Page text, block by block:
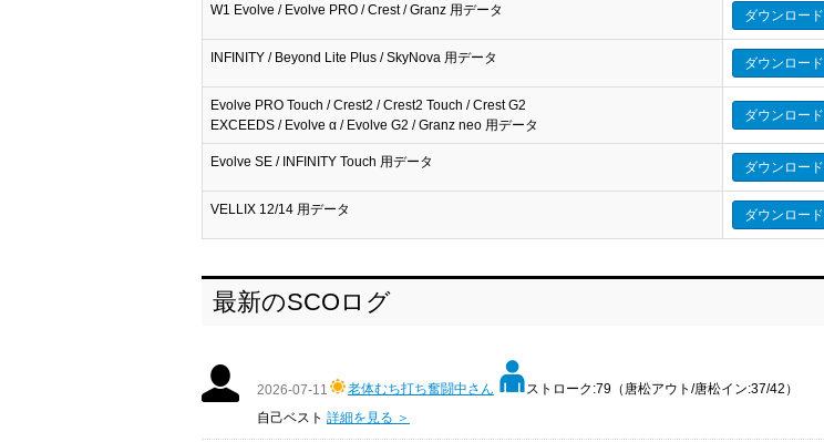
W1 Evolve / Evolve PRO / Crest / Granz 用データ ダウンロード
INFINITY / Beyond Lite Plus / SkyNova 用データ ダウンロード
Evolve PRO Touch / Crest2 / Crest2 Touch / Crest G2
EXCEEDS / Evolve α / Evolve G2 / Granz neo 用データ
ダウンロード
Evolve SE / INFINITY Touch 用データ ダウンロード
VELLIX 12/14 用データ ダウンロード
最新のSCOログ
2026-07-11 老体むち打ち奮闘中さん
ストローク:79（唐松アウト/唐松イン:37/42）
自己ベスト 詳細を見る ＞